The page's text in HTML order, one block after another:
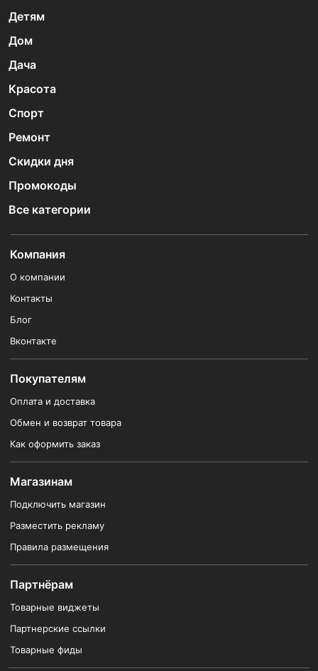
Детям
Дом
Дача
Красота
Спорт
Ремонт
Скидки дня
Промокоды
Все категории
Компания
О компании
Контакты
Блог
Вконтакте
Покупателям
Оплата и доставка
Обмен и возврат товара
Как оформить заказ
Магазинам
Подключить магазин
Разместить рекламу
Правила размещения
Партнёрам
Товарные виджеты
Партнерские ссылки
Товарные фиды